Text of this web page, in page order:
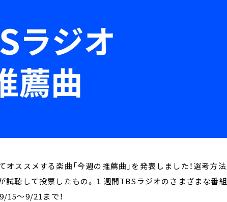
ススメする楽曲「今週の推薦曲」を発表しました！選考方法
試聴して投票したもの。１週間TBSラジオのさまざまな番組
15～9/21まで！